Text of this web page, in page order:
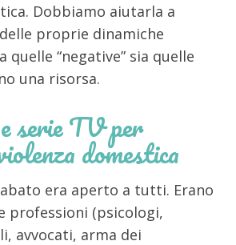
Dobbiamo aiutarla a
proprie dinamiche
quelle “negative” sia quelle
una risorsa.
serie TV per
domestica
era aperto a tutti. Erano
professioni (psicologi,
avvocati, arma dei